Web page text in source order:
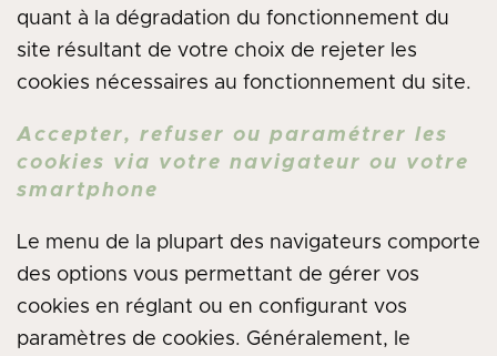
quant à la dégradation du fonctionnement du
site résultant de votre choix de rejeter les
cookies nécessaires au fonctionnement du site.
Accepter, refuser ou paramétrer les
cookies via votre navigateur ou votre
smartphone
Le menu de la plupart des navigateurs comporte
des options vous permettant de gérer vos
cookies en réglant ou en configurant vos
paramètres de cookies. Généralement, le